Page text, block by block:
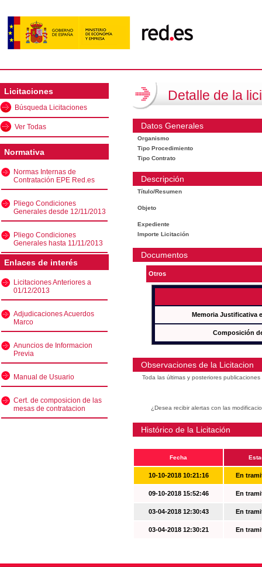
Licitaciones
Búsqueda Licitaciones
Ver Todas
Normativa
Normas Internas de
Contratación EPE Red.es
Pliego Condiciones
Generales desde 12/11/2013
Pliego Condiciones
Generales hasta 11/11/2013
Enlaces de interés
Licitaciones Anteriores a
01/12/2013
Adjudicaciones Acuerdos
Marco
Anuncios de Informacion
Previa
Manual de Usuario
Cert. de composicion de las
mesas de contratacion
Detalle de la
Datos Generales
Organismo
Tipo Procedimiento
Tipo Contrato
Descripción
Título/Resumen
Objeto
Expediente
Importe Licitación
Documentos
Otros
Memoria Justificativa
Composición
Observaciones de la Licitacion
Toda las últimas y posteriores
¿Desea recibir alertas con las
Histórico de la Licitación
Fecha
10-10-2018 10:21:16 En
09-10-2018 15:52:46 En
03-04-2018 12:30:43 En
03-04-2018 12:30:21 En